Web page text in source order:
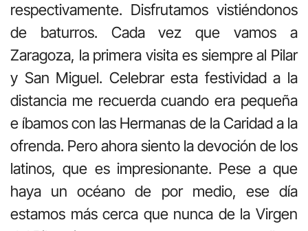
respectivamente. Disfrutamos vistiéndonos
de baturros. Cada vez que vamos a
Zaragoza, la primera visita es siempre al Pilar
y San Miguel. Celebrar esta festividad a la
distancia me recuerda cuando era pequeña
e íbamos con las Hermanas de la Caridad a la
ofrenda. Pero ahora siento la devoción de los
latinos, que es impresionante. Pese a que
haya un océano de por medio, ese día
estamos más cerca que nunca de la Virgen